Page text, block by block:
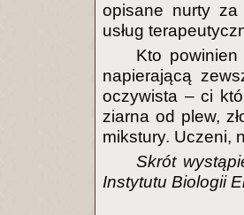
opisane nurty za
usług
Kto
napierającą
oczywista – ci
ziarna od plew,
mikstury. Uczeni,
Skrót
Instytutu Biologii